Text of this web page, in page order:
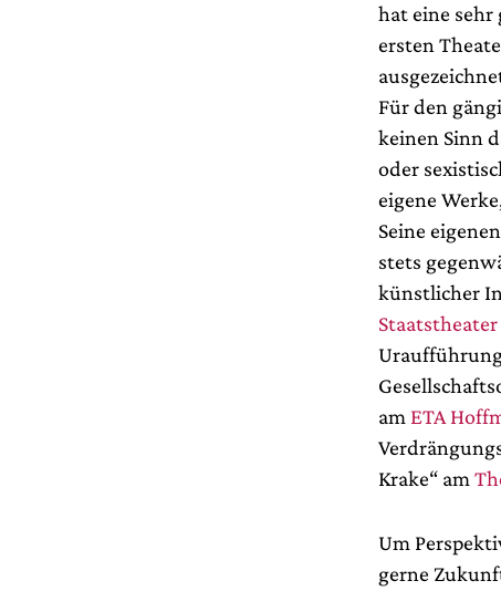
hat eine sehr
ersten
Für den
keinen Sinn
oder
eigene
Seine
stets
künstlicher
Staatstheater
am ETA
Krake“ am
Um
gerne